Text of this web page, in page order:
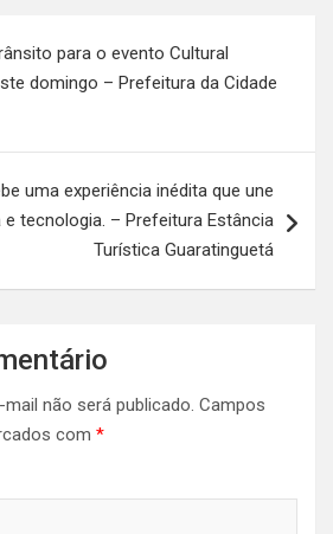
para o evento Cultural
domingo – Prefeitura da Cidade
uma experiência inédita que une
tecnologia. – Prefeitura Estância
Turística Guaratinguetá
não será publicado. Campos
com *